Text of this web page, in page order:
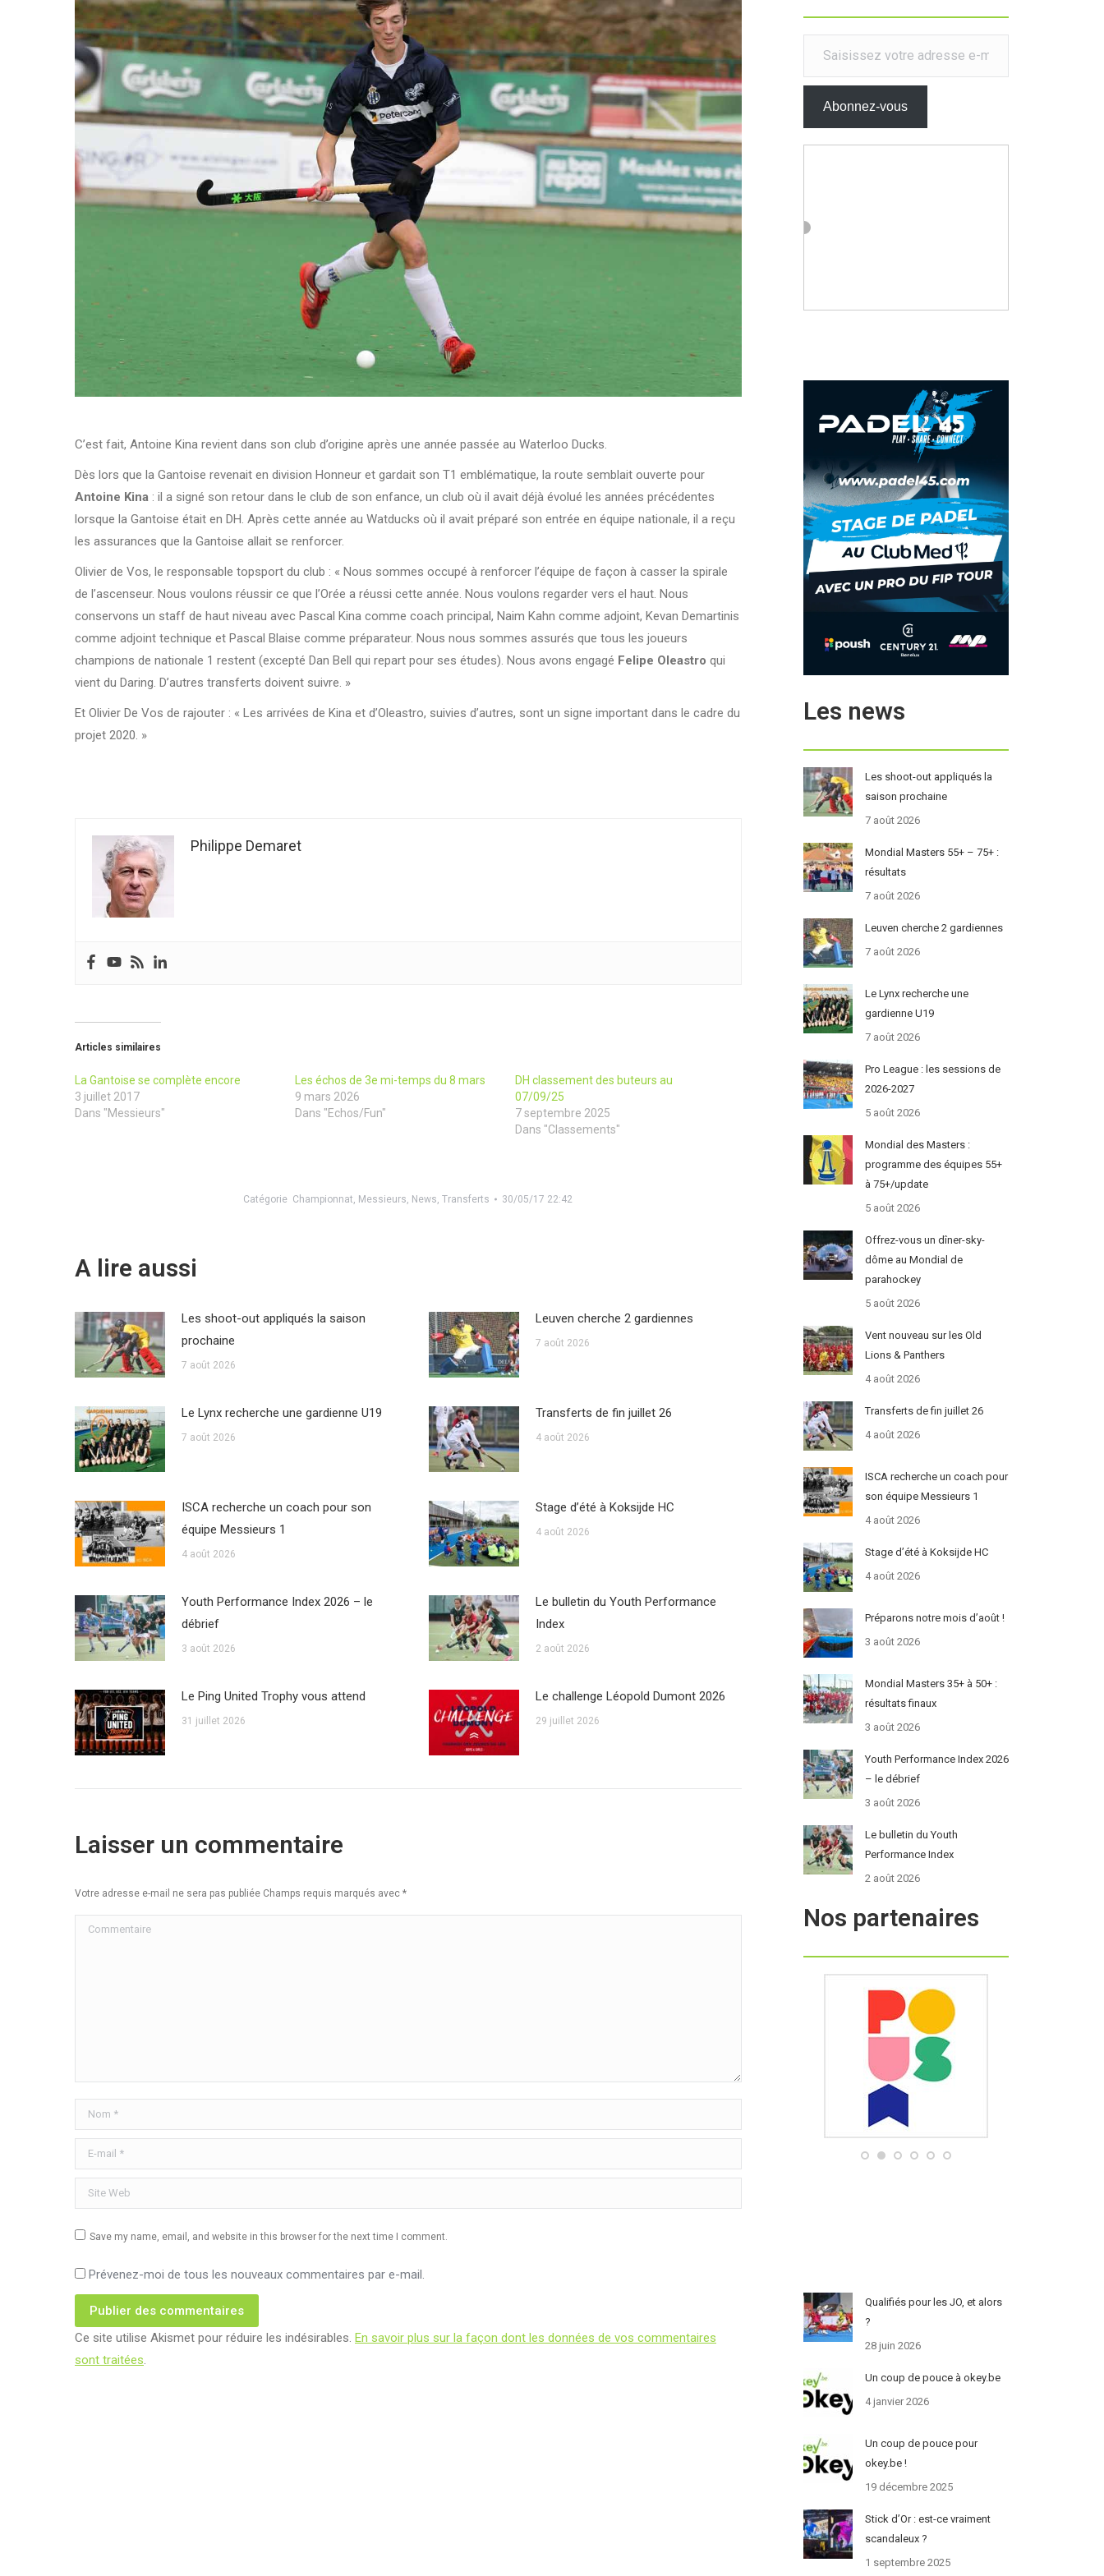
C’est fait, Antoine Kina revient dans son club d’origine après une année passée au Waterloo Ducks.
Dès lors que la Gantoise revenait en division Honneur et gardait son T1 emblématique, la route semblait ouverte pour
Antoine Kina : il a signé son retour dans le club de son enfance, un club où il avait déjà évolué les années précédentes
lorsque la Gantoise était en DH. Après cette année au Watducks où il avait préparé son entrée en équipe nationale, il a reçu
les assurances que la Gantoise allait se renforcer.
Olivier de Vos, le responsable topsport du club : « Nous sommes occupé à renforcer l’équipe de façon à casser la spirale
de l’ascenseur. Nous voulons réussir ce que l’Orée a réussi cette année. Nous voulons regarder vers el haut. Nous
conservons un staff de haut niveau avec Pascal Kina comme coach principal, Naim Kahn comme adjoint, Kevan Demartinis
comme adjoint technique et Pascal Blaise comme préparateur. Nous nous sommes assurés que tous les joueurs
champions de nationale 1 restent (excepté Dan Bell qui repart pour ses études). Nous avons engagé Felipe Oleastro qui
vient du Daring. D’autres transferts doivent suivre. »
Et Olivier De Vos de rajouter : « Les arrivées de Kina et d’Oleastro, suivies d’autres, sont un signe important dans le cadre du
projet 2020. »
Philippe Demaret
Articles similaires
La Gantoise se complète encore
3 juillet 2017
Dans "Messieurs"
Les échos de 3e mi-temps du 8 mars
9 mars 2026
Dans "Echos/Fun"
DH classement des buteurs au
07/09/25
7 septembre 2025
Dans "Classements"
Catégorie Championnat, Messieurs, News,Transferts 30/05/17 22:42
A lire aussi
Les shoot-out appliqués la saison
prochaine
7 août 2026
Leuven cherche 2 gardiennes
7 août 2026
Le Lynx recherche une gardienne U19
7 août 2026
Transferts de fin juillet 26
4 août 2026
ISCA recherche un coach pour son
équipe Messieurs 1
4 août 2026
Stage d’été à Koksijde HC
4 août 2026
Youth Performance Index 2026 – le
débrief
3 août 2026
Le bulletin du Youth Performance
Index
2 août 2026
Le Ping United Trophy vous attend
31 juillet 2026
Le challenge Léopold Dumont 2026
29 juillet 2026
Laisser un commentaire
Votre adresse e-mail ne sera pas publiée Champs requis marqués avec *
Commentaire
Nom *
E-mail *
Site Web
Save my name, email, and website in this browser for the next time I comment.
Prévenez-moi de tous les nouveaux commentaires par e-mail.
Publier des commentaires
Ce site utilise Akismet pour réduire les indésirables. En savoir plus sur la façon dont les données de vos commentaires
sont traitées.
Saisissez votre adresse e-mail…
Abonnez-vous
Les news
Les shoot-out appliqués la
saison prochaine
7 août 2026
Mondial Masters 55+ – 75+ :
résultats
7 août 2026
Leuven cherche 2 gardiennes
7 août 2026
Le Lynx recherche une
gardienne U19
7 août 2026
Pro League : les sessions de
2026-2027
5 août 2026
Mondial des Masters :
programme des équipes 55+
à 75+/update
5 août 2026
Offrez-vous un dîner-sky-
dôme au Mondial de
parahockey
5 août 2026
Vent nouveau sur les Old
Lions & Panthers
4 août 2026
Transferts de fin juillet 26
4 août 2026
ISCA recherche un coach pour
son équipe Messieurs 1
4 août 2026
Stage d’été à Koksijde HC
4 août 2026
Préparons notre mois d’août !
3 août 2026
Mondial Masters 35+ à 50+ :
résultats finaux
3 août 2026
Youth Performance Index 2026
– le débrief
3 août 2026
Le bulletin du Youth
Performance Index
2 août 2026
Nos partenaires
Qualifiés pour les JO, et alors
?
28 juin 2026
Un coup de pouce à okey.be
4 janvier 2026
Un coup de pouce pour
okey.be !
19 décembre 2025
Stick d’Or : est-ce vraiment
scandaleux ?
1 septembre 2025